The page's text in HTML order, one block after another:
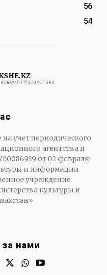
56
54
Казахстана
учет периодического
агентства и
от 02 февраля
и информации
учреждение
культуры и
нами